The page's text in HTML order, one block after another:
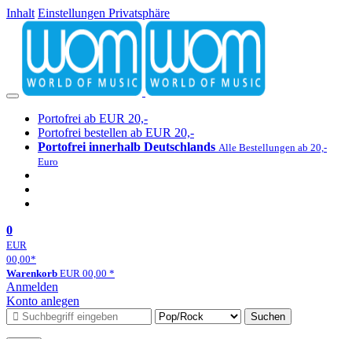
Inhalt Einstellungen Privatsphäre
Portofrei ab EUR 20,-
Portofrei bestellen ab EUR 20,-
Portofrei innerhalb Deutschlands Alle Bestellungen ab 20,-
Euro
0
EUR
00,00*
Warenkorb EUR 00,00 *
Anmelden
Konto anlegen
Suchen